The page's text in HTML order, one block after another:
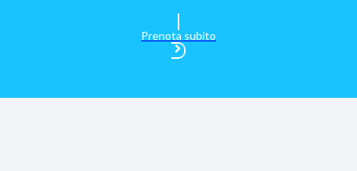
Prenota subito